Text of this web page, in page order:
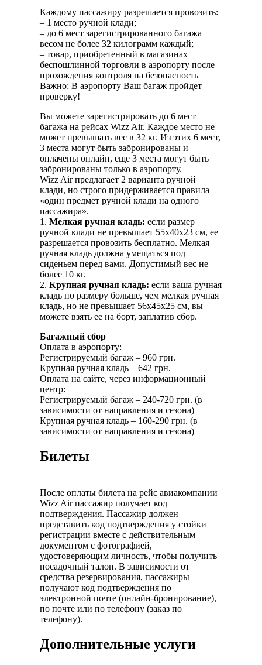
Каждому пассажиру разрешается провозить:
– 1 место ручной клади;
– до 6 мест зарегистрированного багажа
весом не более 32 килограмм каждый;
– товар, приобретенный в магазинах
беспошлинной торговли в аэропорту после
прохождения контроля на безопасность
Важно: В аэропорту Ваш багаж пройдет
проверку!
Вы можете зарегистрировать до 6 мест
багажа на рейсах Wizz Air. Каждое место не
может превышать вес в 32 кг. Из этих 6 мест,
3 места могут быть забронированы и
оплачены онлайн, еще 3 места могут быть
забронированы только в аэропорту.
Wizz Air предлагает 2 варианта ручной
клади, но строго придерживается правила
«один предмет ручной клади на одного
пассажира».
1. Мелкая ручная кладь: если размер
ручной клади не превышает 55x40x23 см, ее
разрешается провозить бесплатно. Мелкая
ручная кладь должна умещаться под
сиденьем перед вами. Допустимый вес не
более 10 кг.
2. Крупная ручная кладь: если ваша ручная
кладь по размеру больше, чем мелкая ручная
кладь, но не превышает 56x45x25 см, вы
можете взять ее на борт, заплатив сбор.
Багажный сбор
Оплата в аэропорту:
Регистрируемый багаж – 960 грн.
Крупная ручная кладь – 642 грн.
Оплата на сайте, через информационный
центр:
Регистрируемый багаж – 240-720 грн. (в
зависимости от направления и сезона)
Крупная ручная кладь – 160-290 грн. (в
зависимости от направления и сезона)
Билеты
После оплаты билета на рейс авиакомпании
Wizz Air пассажир получает код
подтверждения. Пассажир должен
представить код подтверждения у стойки
регистрации вместе с действительным
документом с фотографией,
удостоверяющим личность, чтобы получить
посадочный талон. В зависимости от
средства резервирования, пассажиры
получают код подтверждения по
электронной почте (онлайн-бронирование),
по почте или по телефону (заказ по
телефону).
Дополнительные услуги